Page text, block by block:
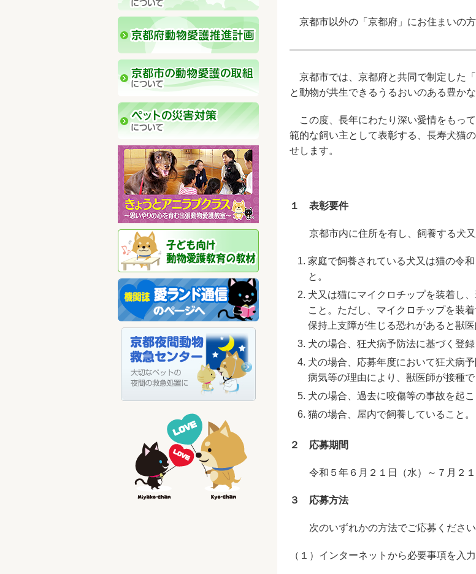
京都市以外の「京都府」にお住まいの方
京都市では、京都府と共同で制定した
と動物が共生できるうるおいのある豊か
この度、長年にわたり深い愛情をもっ
範的な飼い主として表彰する、長寿犬猫
せします。
１ 表彰要件
京都市内に住所を有し、飼養する犬又
家庭で飼養されている犬又は猫の令
と。
犬又は猫にマイクロチップを装着し
こと。ただし、マイクロチップを装
保持上支障が生じる恐れがあると獣
犬の場合、狂犬病予防法に基づく登録
犬の場合、応募年度において狂犬病
病気等の理由により、獣医師が接種
犬の場合、過去に咬傷等の事故を起こ
猫の場合、屋内で飼養していること。
２ 応募期間
令和５年６月２１日（水）～７月２１
３ 応募方法
次のいずれかの方法でご応募ください
（１）インターネットから必要事項を入